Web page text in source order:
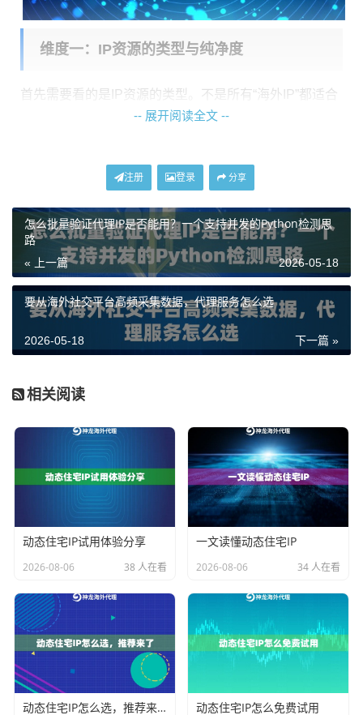
维度一：IP资源的类型与纯净度
首先需要看的是IP资源的类型。不是所有“海外IP”都适合
你的业务。主要分为数据中心IP和住宅IP两大类。
查询等对IP真实性要求相对宽松的场景。而
于真实的家庭宽带，被识别为真实用户的可能性更高，
适合用于电子商务价格监控、社交媒体管理、品牌保护
等需要高度模拟真人环境的业务。
更重要的是纯净度。一个被大量滥用、上了各种黑名单
的IP池，对你的业务有百害而无一利。你需要关注服务
商是否拥有庞大的基础资源池，并持续进行去重和净
化。例如， 神龙海外动态IP拥有超过9000万的纯净IP资
的高度可用性与合规性，这对于需要长期、稳定进行市
维度二：资源的覆盖范围与地理位置精准度
你的业务目标市场在哪里，IP资源就需要覆盖到哪里。
一个优秀的海外动态IP服务商，其资源网络应实现全球
地理位置精准度直接影响到业务效果。比如，在做搜索
引擎优化时，你需要获取特定地区用户的搜索结果；在
做电商市场分析时，你需要看到目标国家本地用户看到
的产品价格页面。这就要求代理IP服务能提供精确到城
市级别的IP地址，并且确保IP的地理位置信息是准确的。
-- 展开阅读全文 --
注册 登录 分享
怎么批量验证代理IP是否能用？一个支持并发的Python检测思
路
« 上一篇 2026-05-18
要从海外社交平台高频采集数据，代理服务怎么选
下一篇 »
2026-05-18
相关阅读
动态住宅IP试用体验分享
2026-08-06 38 人在看
一文读懂动态住宅IP
2026-08-06 34 人在看
动态住宅IP怎么选，推荐来了 动态住宅IP怎么免费试用